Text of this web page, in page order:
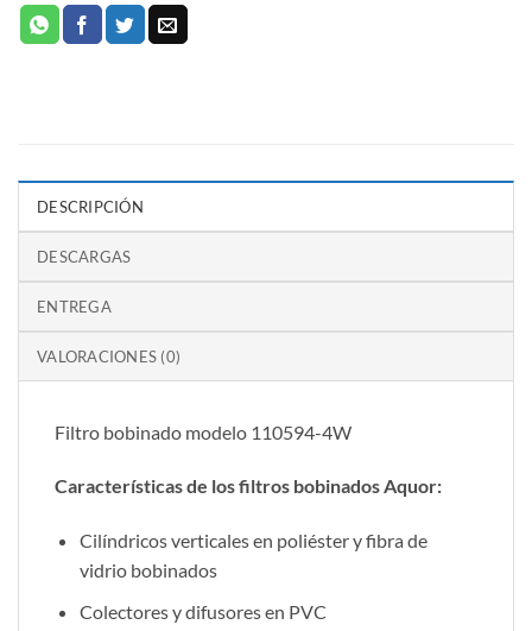
DESCRIPCIÓN
DESCARGAS
ENTREGA
VALORACIONES (0)
Filtro bobinado modelo 110594-4W
Características de los filtros bobinados Aquor:
Cilíndricos verticales en poliéster y fibra de
vidrio bobinados
Colectores y difusores en PVC